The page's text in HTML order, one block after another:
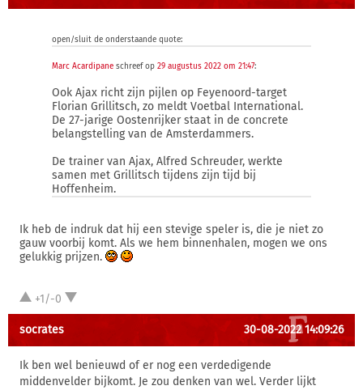
open/sluit de onderstaande quote:
Marc Acardipane schreef op 29 augustus 2022 om 21:47:
Ook Ajax richt zijn pijlen op Feyenoord-target
Florian Grillitsch, zo meldt Voetbal International.
De 27-jarige Oostenrijker staat in de concrete
belangstelling van de Amsterdammers.
De trainer van Ajax, Alfred Schreuder, werkte
samen met Grillitsch tijdens zijn tijd bij
Hoffenheim.
Ik heb de indruk dat hij een stevige speler is, die je niet zo
gauw voorbij komt. Als we hem binnenhalen, mogen we ons
gelukkig prijzen.
+1/-0
socrates 30-08-2022 14:09:26
Ik ben wel benieuwd of er nog een verdedigende
middenvelder bijkomt. Je zou denken van wel. Verder lijkt